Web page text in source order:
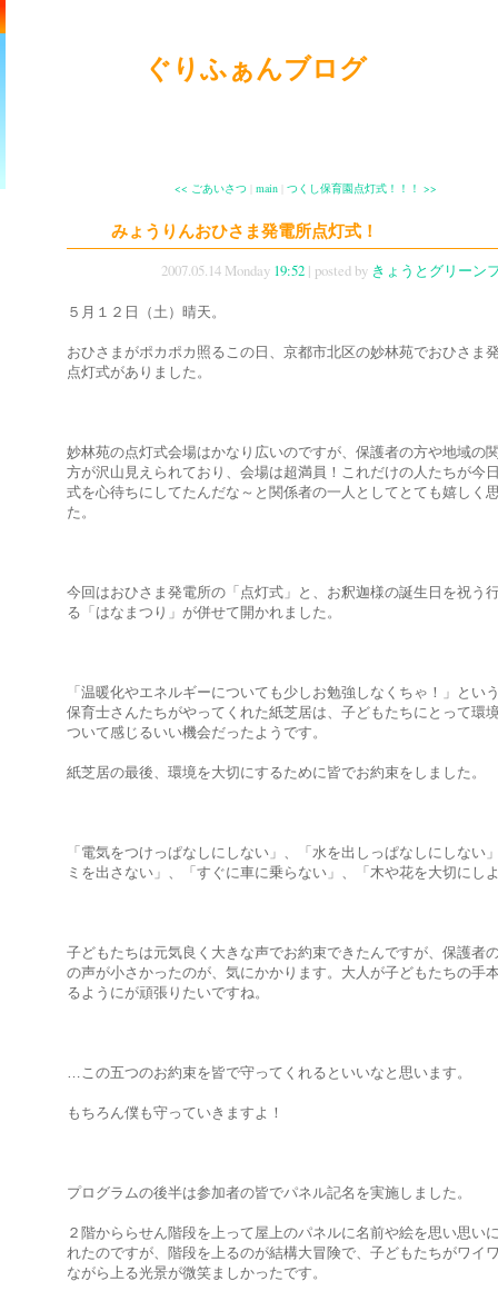
ぐりふぁんブログ
<< ごあいさつ main つくし保育園点灯式！！！ >>
みょうりんおひさま発電所点灯式！
2007.05.14 Monday 19:52 | posted by きょうとグリーン
５月１２日（土）晴天。
おひさまがポカポカ照るこの日、京都市北区の妙林苑でおひさま
点灯式がありました。
妙林苑の点灯式会場はかなり広いのですが、保護者の方や地域の
方が沢山見えられており、会場は超満員！これだけの人たちが今
式を心待ちにしてたんだな～と関係者の一人としてとても嬉しく
た。
今回はおひさま発電所の「点灯式」と、お釈迦様の誕生日を祝う
る「はなまつり」が併せて開かれました。
「温暖化やエネルギーについても少しお勉強しなくちゃ！」とい
保育士さんたちがやってくれた紙芝居は、子どもたちにとって環
ついて感じるいい機会だったようです。
紙芝居の最後、環境を大切にするために皆でお約束をしました。
「電気をつけっぱなしにしない」、「水を出しっぱなしにしない
ミを出さない」、「すぐに車に乗らない」、「木や花を大切にし
子どもたちは元気良く大きな声でお約束できたんですが、保護者
の声が小さかったのが、気にかかります。大人が子どもたちの手
るようにが頑張りたいですね。
…この五つのお約束を皆で守ってくれるといいなと思います。
もちろん僕も守っていきますよ！
プログラムの後半は参加者の皆でパネル記名を実施しました。
２階かららせん階段を上って屋上のパネルに名前や絵を思い思い
れたのですが、階段を上るのが結構大冒険で、子どもたちがワイ
ながら上る光景が微笑ましかったです。